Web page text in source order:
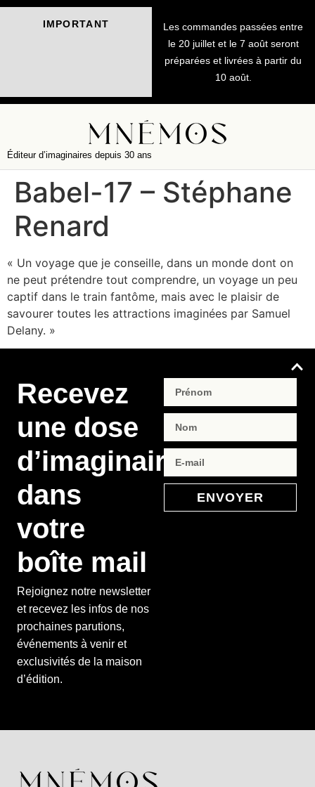
IMPORTANT
Les commandes passées entre
le 20 juillet et le 7 août seront
préparées et livrées à partir du
10 août.
Éditeur d’imaginaires depuis 30 ans
Babel-17 – Stéphane
Renard
« Un voyage que je conseille, dans un monde dont on
ne peut prétendre tout comprendre, un voyage un peu
captif dans le train fantôme, mais avec le plaisir de
savourer toutes les attractions imaginées par Samuel
Delany. »
Recevez
une dose
d’imaginaire
dans
votre
boîte mail
Rejoignez notre newsletter
et recevez les infos de nos
prochaines parutions,
événements à venir et
exclusivités de la maison
d’édition.
ENVOYER